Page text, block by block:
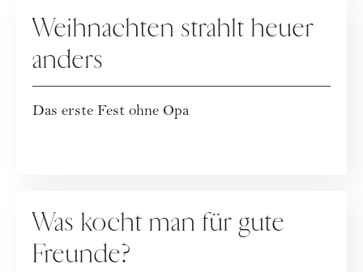
Weihnachten strahlt heuer
anders
Das erste Fest ohne Opa
Was kocht man für gute
Freunde?